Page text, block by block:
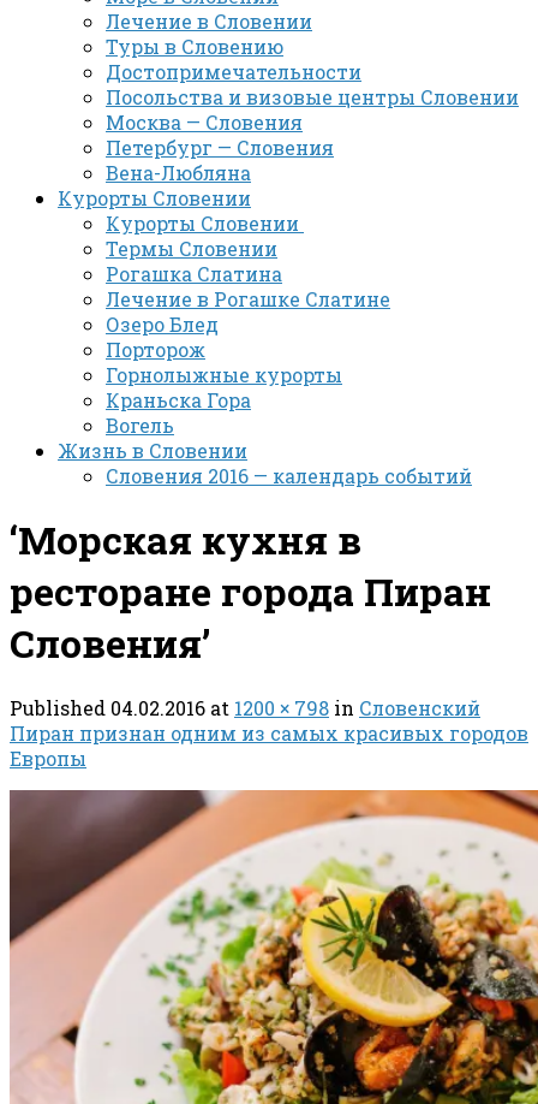
Лечение в Словении
Туры в Словению
Достопримечательности
Посольства и визовые центры Словении
Москва — Словения
Петербург — Словения
Вена-Любляна
Курорты Словении
Курорты Словении
Термы Словении
Рогашка Слатина
Лечение в Рогашке Слатине
Озеро Блед
Порторож
Горнолыжные курорты
Краньска Гора
Вогель
Жизнь в Словении
Словения 2016 — календарь событий
‘Морская кухня в
ресторане города Пиран
Словения’
Published 04.02.2016 at 1200 × 798 in Словенский
Пиран признан одним из самых красивых городов
Европы